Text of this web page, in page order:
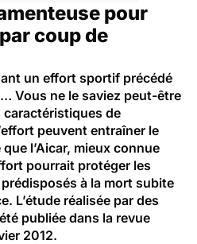
pour
coup de
un effort sportif précédé
Vous ne le saviez peut-être
caractéristiques de
peuvent entraîner le
l’Aicar, mieux connue
pourrait protéger les
à la mort subite
L’étude réalisée par des
publiée dans la revue
2012.